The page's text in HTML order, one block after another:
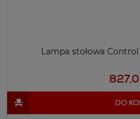
Lampa stołowa
DO